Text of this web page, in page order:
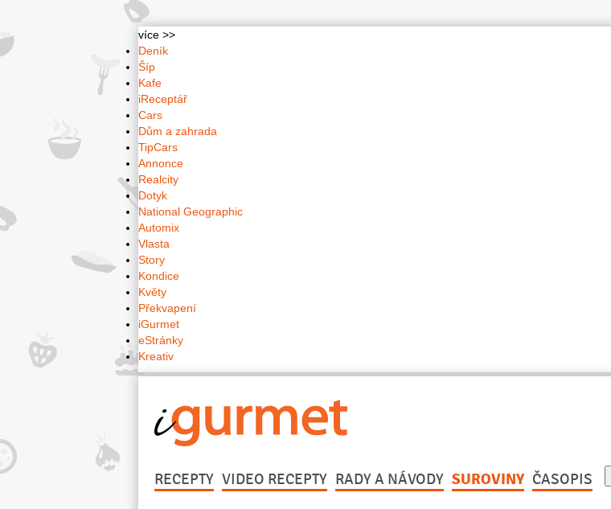
více >>
Deník
Šíp
Kafe
iReceptář
Cars
Dům a zahrada
TipCars
Annonce
Realcity
Dotyk
National Geographic
Automix
Vlasta
Story
Kondice
Květy
Překvapení
iGurmet
eStránky
Kreativ
RECEPTY VIDEO RECEPTY RADY A NÁVODY SUROVINY ČASOPIS